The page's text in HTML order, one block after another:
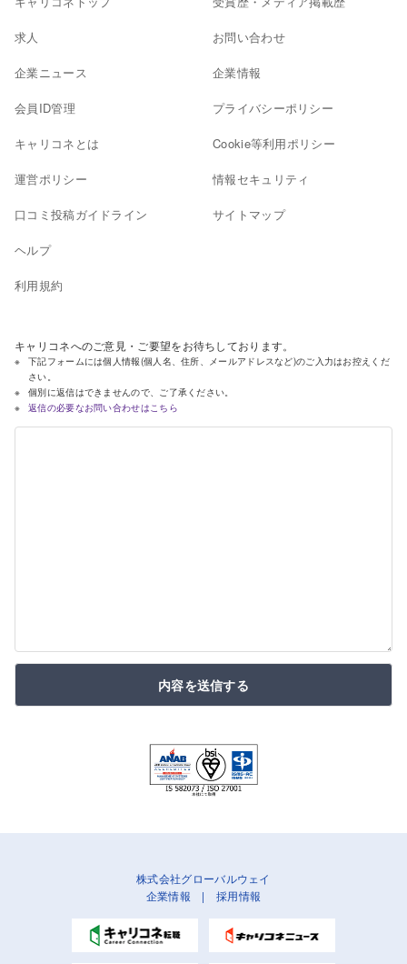
求人
企業ニュース
会員ID管理
キャリコネとは
運営ポリシー
口コミ投稿ガイドライン
ヘルプ
利用規約
お問い合わせ
企業情報
プライバシーポリシー
Cookie等利用ポリシー
情報セキュリティ
サイトマップ
キャリコネへのご意見・ご要望をお待ちしております。
下記フォームには個人情報(個人名、住所、メールアドレスなど)のご入力はお控えくだ
さい。
個別に返信はできませんので、ご了承ください。
返信の必要なお問い合わせはこちら
内容を送信する
株式会社グローバルウェイ
企業情報 | 採用情報